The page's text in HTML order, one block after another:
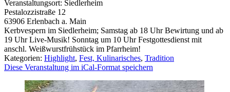
Veranstaltungsort: Siedlerheim
Pestalozzistraße 12
63906 Erlenbach a. Main
Kerbvespern im Siedlerheim; Samstag ab 18 Uhr Bewirtung und ab
19 Uhr Live-Musik! Sonntag um 10 Uhr Festgottesdienst mit
anschl. Weißwurstfrühstück im Pfarrheim!
Kategorien: Highlight, Fest, Kulinarisches, Tradition
Diese Veranstaltung im iCal-Format speichern